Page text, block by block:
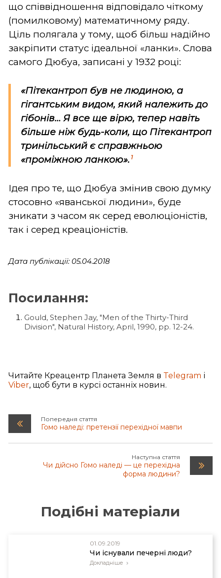
що співвідношення відповідало чіткому
(помилковому) математичному ряду.
Ціль полягала у тому, щоб більш надійно
закріпити статус ідеальної «ланки». Слова
самого Дюбуа, записані у 1932 році:
«Пітекантроп був не людиною, а
гігантським видом, який належить до
гібонів… Я все ще вірю, тепер навіть
більше ніж будь-коли, що Пітекантроп
тринільський є справжньою
«проміжною ланкою». 1
Ідея про те, що Дюбуа змінив свою думку
стосовно «яванської людини», буде
зникати з часом як серед еволюціоністів,
так і серед креаціоністів.
Дата публікації: 05.04.2018
Посилання:
Gould, Stephen Jay, "Men of the Thirty-Third
Division", Natural History, April, 1990, pp. 12-24.
Читайте Креацентр Планета Земля в Telegram і
Viber, щоб бути в курсі останніх новин.
Попередня стаття
Гомо наледі: претензії перехідної мавпи
Наступна стаття
Чи дійсно Гомо наледі — це перехідна
форма людини?
Подібні матеріали
01.09.2019
Чи існували печерні люди?
Докладніше